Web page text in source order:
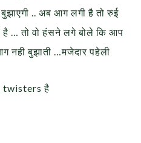
.. अब आग लगी है तो रुई
… तो वो हंसने लगे बोले कि आप
नही बुझाती …मजेदार पहेली
twisters है